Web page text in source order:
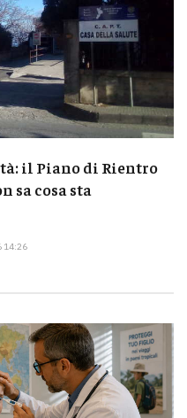
il Piano di Rientro
sa cosa sta
14:26